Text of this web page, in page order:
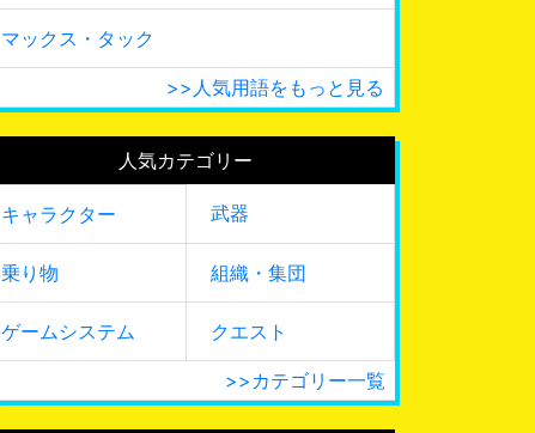
マックス・タック
>>人気用語をもっと見る
人気カテゴリー
キャラクター 武器
乗り物 組織・集団
ゲームシステム クエスト
>>カテゴリー一覧